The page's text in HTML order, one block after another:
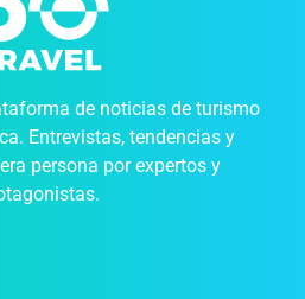
de noticias de turismo
Entrevistas, tendencias y
persona por expertos y